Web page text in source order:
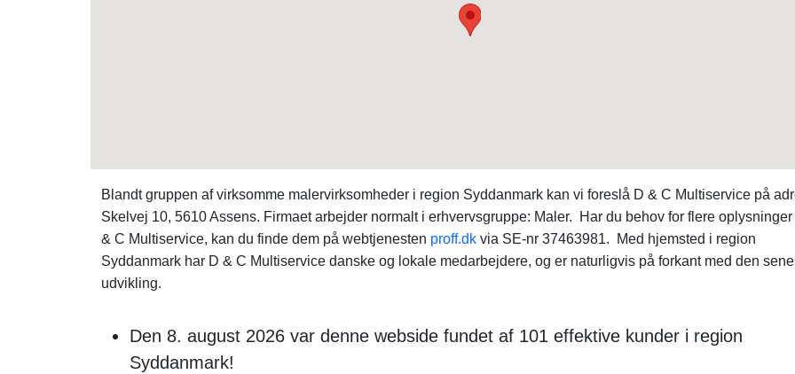
Blandt gruppen af virksomme malervirksomheder i region Syddanmark kan vi foreslå D & C Multiservice på
Skelvej 10, 5610 Assens. Firmaet arbejder normalt i erhvervsgruppe: Maler. Har du behov for flere oplysninger
& C Multiservice, kan du finde dem på webtjenesten proff.dk via SE-nr 37463981. Med hjemsted i region
Syddanmark har D & C Multiservice danske og lokale medarbejdere, og er naturligvis på forkant med den
udvikling.
Den 8. august 2026 var denne webside fundet af 101 effektive kunder i region
Syddanmark!